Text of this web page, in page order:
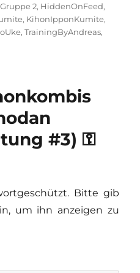
Kategorien
Gruppe 2, HiddenOnFeed,
, KihonIpponKumite,
,TrainingByAndreas,
#3) ⚿
Bitte gib
um ihn anzeigen zu